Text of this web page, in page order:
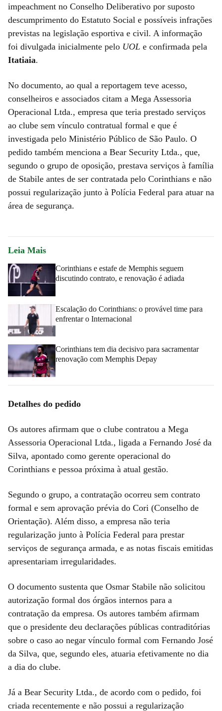
impeachment no Conselho Deliberativo por suposto
descumprimento do Estatuto Social e possíveis infrações
previstas na legislação esportiva e civil. A informação
foi divulgada inicialmente pelo UOL e confirmada pela
Itatiaia.
No documento, ao qual a reportagem teve acesso,
conselheiros e associados citam a Mega Assessoria
Operacional Ltda., empresa que teria prestado serviços
ao clube sem vínculo contratual formal e que é
investigada pelo Ministério Público de São Paulo. O
pedido também menciona a Bear Security Ltda., que,
segundo o grupo de oposição, prestava serviços à família
de Stabile antes de ser contratada pelo Corinthians e não
possui regularização junto à Polícia Federal para atuar na
área de segurança.
Leia Mais
Corinthians e estafe de Memphis seguem
discutindo contrato, e renovação é adiada
Escalação do Corinthians: o provável time para
enfrentar o Internacional
Corinthians tem dia decisivo para sacramentar
renovação com Memphis Depay
Detalhes do pedido
Os autores afirmam que o clube contratou a Mega
Assessoria Operacional Ltda., ligada a Fernando José da
Silva, apontado como gerente operacional do
Corinthians e pessoa próxima à atual gestão.
Segundo o grupo, a contratação ocorreu sem contrato
formal e sem aprovação prévia do Cori (Conselho de
Orientação). Além disso, a empresa não teria
regularização junto à Polícia Federal para prestar
serviços de segurança armada, e as notas fiscais emitidas
apresentariam irregularidades.
O documento sustenta que Osmar Stabile não solicitou
autorização formal dos órgãos internos para a
contratação da empresa. Os autores também afirmam
que o presidente deu declarações públicas contraditórias
sobre o caso ao negar vínculo formal com Fernando José
da Silva, que, segundo eles, atuaria efetivamente no dia
a dia do clube.
Já a Bear Security Ltda., de acordo com o pedido, foi
criada recentemente e não possui a regularização